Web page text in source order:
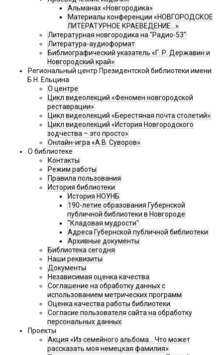
Альманах «Новгородика»
Материалы конференции «НОВГОРОДСКОЕ
ЛИТЕРАТУРНОЕ КРАЕВЕДЕНИЕ...»
Литературная новгородика на "Радио-53"
Литература-аудиоформат
Библиографический указатель «Г. Р. Державин и
Новгородский край»
Региональный центр Президентской библиотеки имени
Б.Н. Ельцина
О центре
Цикл видеолекций «Феномен новгородской
реставрации»
Цикл видеолекций «Берестяная почта столетий»
Цикл видеолекций «История Новгородского
зодчества – это просто»
Онлайн-игра «А.В. Суворов»
О библиотеке
Контакты
Режим работы
Правила пользования
История библиотеки
История НОУНБ
190-летие образования Губернской
публичной библиотеки в Новгороде
"Кладовая мудрости"
Адреса Губернской публичной библиотеки
Архивные документы
Библиотека сегодня
Наши реквизиты
Документы
Независимая оценка качества
Соглашение на обработку данных с
использованием метрических программ
Оценка качества работы библиотеки
Согласие пользователя сайта на обработку
персональных данных
Проекты
Акция «Из семейного альбома... Что может
рассказать моя немецкая фамилия»